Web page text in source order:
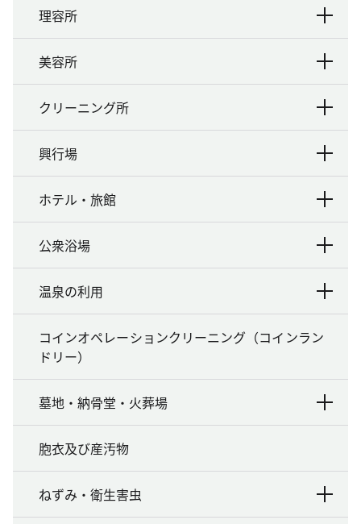
理容所
美容所
クリーニング所
興行場
ホテル・旅館
公衆浴場
温泉の利用
コインオペレーションクリーニング（コインラン
ドリー）
墓地・納骨堂・火葬場
胞衣及び産汚物
ねずみ・衛生害虫